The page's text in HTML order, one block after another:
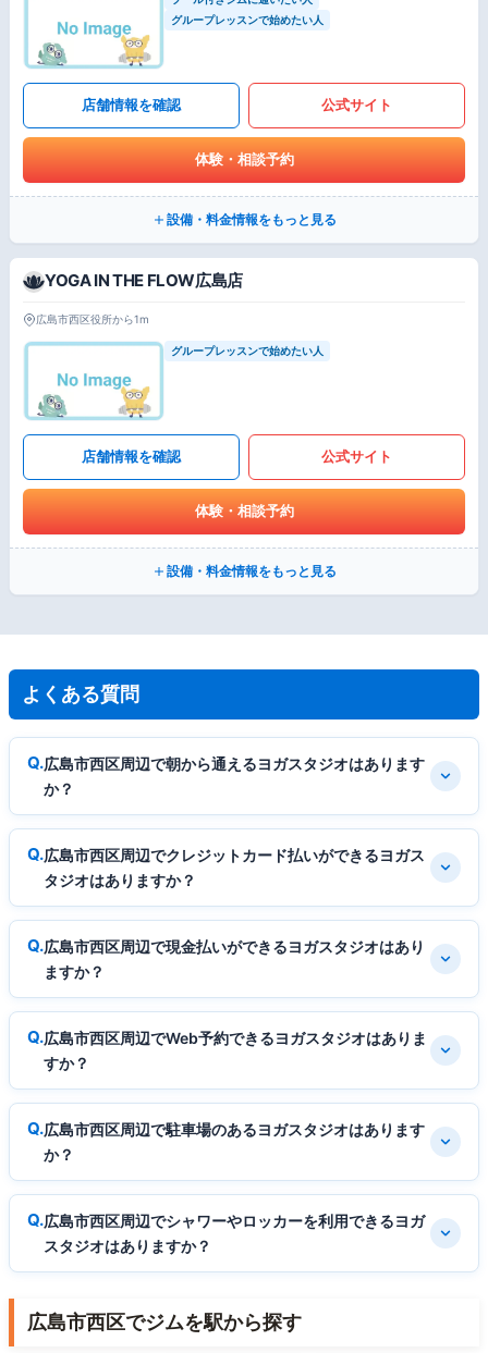
グループレッスンで始めたい人
店舗情報を確認 公式サイト
体験・相談予約
設備・料金情報をもっと見る
YOGA IN THE FLOW広島店
広島市西区役所から1m
グループレッスンで始めたい人
店舗情報を確認 公式サイト
体験・相談予約
設備・料金情報をもっと見る
よくある質問
広島市西区周辺で朝から通えるヨガスタジオはあります
か？
広島市西区周辺でクレジットカード払いができるヨガス
タジオはありますか？
広島市西区周辺で現金払いができるヨガスタジオはあり
ますか？
広島市西区周辺でWeb予約できるヨガスタジオはありま
すか？
広島市西区周辺で駐車場のあるヨガスタジオはあります
か？
広島市西区周辺でシャワーやロッカーを利用できるヨガ
スタジオはありますか？
広島市西区でジムを駅から探す